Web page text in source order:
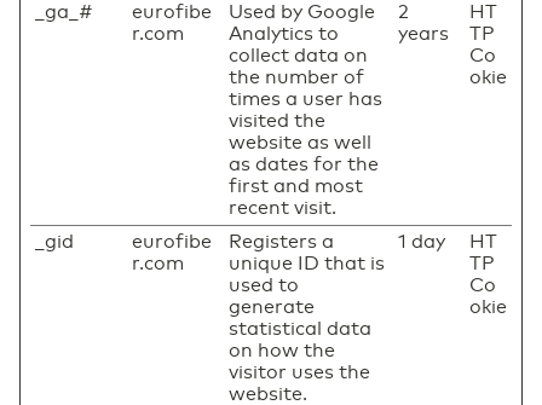
_ga_#
eurofibe
r.com
Used by Google
Analytics to
collect data on
the number of
times a user has
visited the
website as well
as dates for the
first and most
recent visit.
2
years
HT
TP
Co
okie
_gid
eurofibe
r.com
Registers a
unique ID that is
used to
generate
statistical data
on how the
visitor uses the
website.
1 day
HT
TP
Co
okie